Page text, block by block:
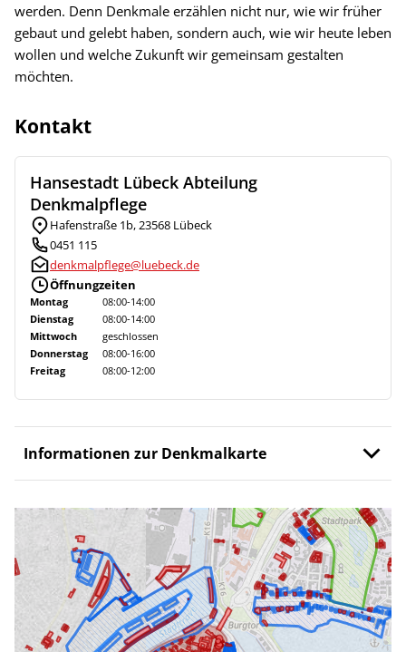
werden. Denn Denkmale erzählen nicht nur, wie wir früher
gebaut und gelebt haben, sondern auch, wie wir heute leben
wollen und welche Zukunft wir gemeinsam gestalten
möchten.
Kontakt
Hansestadt Lübeck Abteilung
Denkmalpflege
Hafenstraße 1b, 23568 Lübeck
0451 115
denkmalpflege@luebeck.de
Öffnungzeiten
Montag
08:00-14:00
Dienstag
08:00-14:00
Mittwoch
geschlossen
Donnerstag
08:00-16:00
Freitag
08:00-12:00
Informationen zur Denkmalkarte